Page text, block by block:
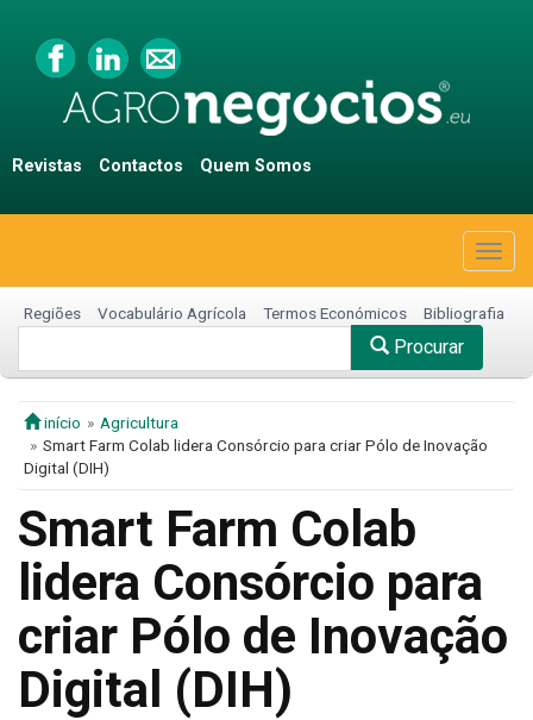
Revistas Contactos Quem Somos
Regiões Vocabulário Agrícola Termos Económicos Bibliografia
Procurar
início
Agricultura
Smart Farm Colab lidera Consórcio para criar Pólo de Inovação
Digital (DIH)
Smart Farm Colab
lidera Consórcio para
criar Pólo de Inovação
Digital (DIH)